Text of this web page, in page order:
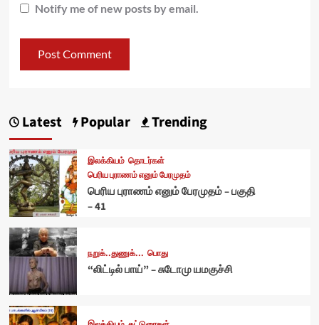
Notify me of new posts by email.
Latest Popular Trending
இலக்கியம் தொடர்கள்
பெரிய புராணம் எனும் பேரமுதம்
பெரிய புராணம் எனும் பேரமுதம் – பகுதி
– 41
நறுக்..துணுக்... பொது
“லிட்டில் பாய்” – சுடோமு யமகுச்சி